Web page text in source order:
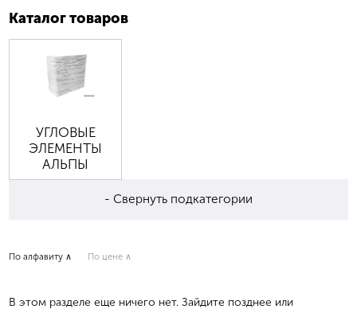
Каталог товаров
УГЛОВЫЕ
ЭЛЕМЕНТЫ
АЛЬПЫ
- Свернуть подкатегории
По алфавиту ∧ По цене ∧
В этом разделе еще ничего нет. Зайдите позднее или